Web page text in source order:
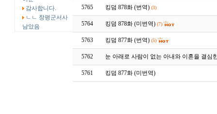
감사합니다.
ㄴㄴ 창평군서사
남았음
5765 킹덤 878화 (번역) (3)
5764 킹덤 878화 (미번역) (7)
5763 킹덤 877화 (번역) (5)
5762 눈 아래로 사람이 없는 아내와 이혼을 결심
5761 킹덤 877화 (미번역)